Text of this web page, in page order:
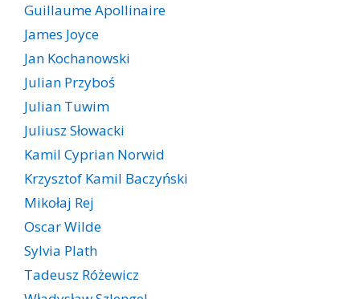
Guillaume Apollinaire
James Joyce
Jan Kochanowski
Julian Przyboś
Julian Tuwim
Juliusz Słowacki
Kamil Cyprian Norwid
Krzysztof Kamil Baczyński
Mikołaj Rej
Oscar Wilde
Sylvia Plath
Tadeusz Różewicz